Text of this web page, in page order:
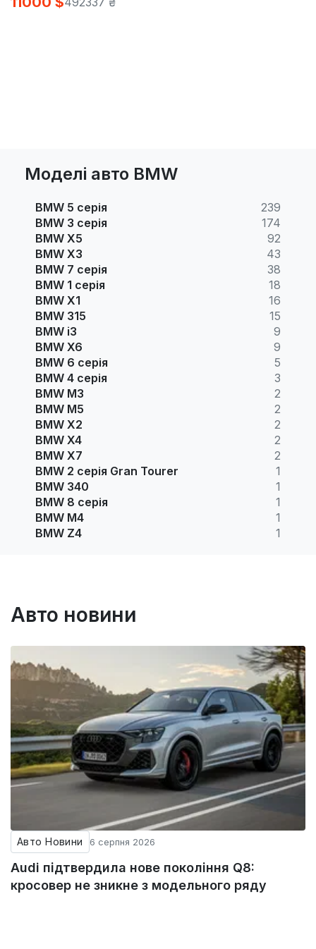
Моделі авто BMW
BMW 5 серія
239
BMW 3 серія
174
BMW X5
92
BMW X3
43
BMW 7 серія
38
BMW 1 серія
18
BMW X1
16
BMW 315
15
BMW i3
9
BMW X6
9
BMW 6 серія
5
BMW 4 серія
3
BMW M3
2
BMW M5
2
BMW X2
2
BMW X4
2
BMW X7
2
BMW 2 серія Gran Tourer
1
BMW 340
1
BMW 8 серія
1
BMW M4
1
BMW Z4
1
Авто новини
Авто Новини 6 серпня 2026
Audi підтвердила нове покоління Q8:
кросовер не зникне з модельного ряду